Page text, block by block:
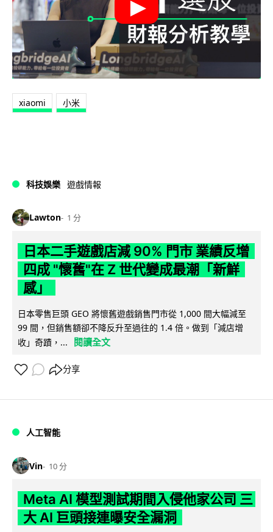
xiaomi 小米
科技娛樂 遊戲情報
Lawton 1 分
日本二手遊戲店減 90% 門市 業績反增
四成 "懷舊"在 Z 世代變成最潮「新鮮
感」
日本零售巨頭 GEO 將懷舊遊戲銷售門市從 1,000 間大幅減至
99 間，但銷售額卻不降反升至過往的 1.4 倍。做到「減店增
收」奇蹟，...
閱讀全文
分享
人工智能
Vin 10 分
Meta AI 模型測試期間入侵他家公司 三
大 AI 巨頭接連曝安全漏洞